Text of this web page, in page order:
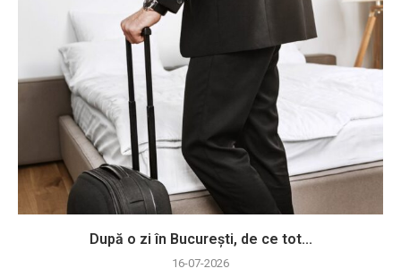
După o zi în București, de ce tot...
16-07-2026